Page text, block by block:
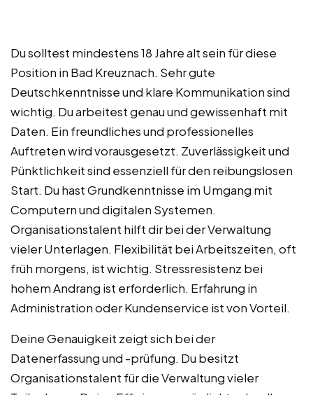
Du solltest mindestens 18 Jahre alt sein für diese
Position in Bad Kreuznach. Sehr gute
Deutschkenntnisse und klare Kommunikation sind
wichtig. Du arbeitest genau und gewissenhaft mit
Daten. Ein freundliches und professionelles
Auftreten wird vorausgesetzt. Zuverlässigkeit und
Pünktlichkeit sind essenziell für den reibungslosen
Start. Du hast Grundkenntnisse im Umgang mit
Computern und digitalen Systemen.
Organisationstalent hilft dir bei der Verwaltung
vieler Unterlagen. Flexibilität bei Arbeitszeiten, oft
früh morgens, ist wichtig. Stressresistenz bei
hohem Andrang ist erforderlich. Erfahrung in
Administration oder Kundenservice ist von Vorteil.
Deine Genauigkeit zeigt sich bei der
Datenerfassung und -prüfung. Du besitzt
Organisationstalent für die Verwaltung vieler